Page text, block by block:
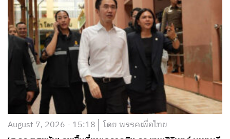
August 7, 2026 - 15:18 โดย พรรคเพื่อไทย
‘ศ.ดร.ยศชนัน’ ลงพื้นที่เหตุกราดยิง รร.เทพศิรินทร์ นนทบุรี
สั่งยกระดับความปลอดภัยสถานศึกษาทั่วประเทศ-แก้ปมบูล
ลี่ ปิด รร.ชั่วคราว เร่งระดมทีมเยียวยาจิตใจ-ทหารแห่
บริจาคเลือดด่วน พร้อมวอนสังคมงดแชร์ภาพสะเทือนใจ